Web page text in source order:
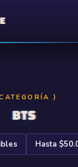
⟩
BTS
Hasta